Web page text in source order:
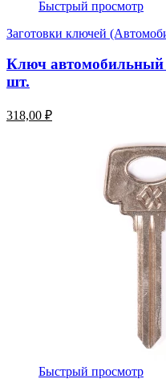
Быстрый просмотр
Заготовки ключей
Ключ автомобильный
шт.
318,00 ₽
Быстрый просмотр